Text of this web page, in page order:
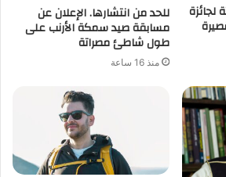
لجائزة للحد من انتشارها. الإعلان عن
مسابقة صيد سمكة الأرنب على
طول شاطئ مصراتة
منذ 16 ساعة